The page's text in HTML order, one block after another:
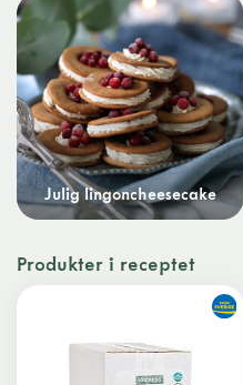
Julig lingoncheesecake
Produkter i receptet